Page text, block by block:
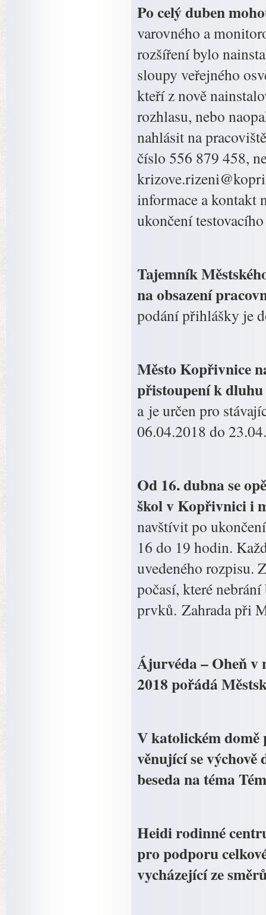
Po celý duben
varovného a
rozšíření bylo
sloupy veřejného
kteří z nově
rozhlasu, nebo
nahlásit na
číslo 556 879 458,
informace a kontakt
ukončení
Tajemník
na obsazení
podání přihlášky je
Město Kopřivnice
přistoupení k
a je určen pro
06.04.2018 do
Od 16. dubna se
škol v Kopřivnici i
navštívit po
16 do 19 hodin.
uvedeného rozpisu.
počasí, které
prvků. Zahrada při
Ájurvéda – Oheň v
2018 pořádá
V katolickém domě
věnující se
beseda na téma
Heidi rodinné
pro podporu
vycházející ze